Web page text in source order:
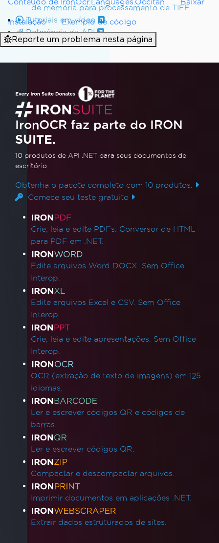
de memória para processamento de TIFF
Tutoriais em vídeo
Referência da API
ext to the console
Console .WriteLine
t);
}
}
Conteúdo de IronOcr.Languages.Occitan Baixar
Instalação Exemplo de código
Reporte um problema nesta página
IronOCR faz parte do IRON
SUITE.
10 produtos de API .NET para seus documentos de
escritório
Obtenha o pacote completo com 10 produtos.
Comece seu teste gratuito
Links de produtos
Crie, leia e edite PDFs. Conversor de HTML
para PDF em .NET.
Edite arquivos Word DOCX. Sem Office
Interop.
Edite arquivos Excel e CSV. Sem Office
Interop.
Crie, leia e edite apresentações. Sem Office
Interop.
OCR (extração de texto de imagens) em 125
idiomas.
Ler e escrever códigos QR e códigos de
barras.
Ler e escrever códigos QR.
Compactar e descompactar arquivos.
Imprimir documentos em aplicações .NET.
Extrair dados estruturados de sites.